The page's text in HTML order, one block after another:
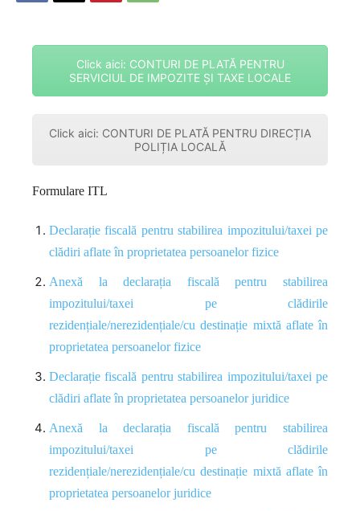
Click aici: CONTURI DE PLATĂ PENTRU
SERVICIUL DE IMPOZITE ȘI TAXE LOCALE
Click aici: CONTURI DE PLATĂ PENTRU DIRECȚIA
POLIȚIA LOCALĂ
Formulare ITL
Declarație fiscală pentru stabilirea impozitului/taxei pe
clădiri aflate în proprietatea persoanelor fizice
Anexă la declarația fiscală pentru stabilirea
impozitului/taxei pe clădirile
rezidențiale/nerezidențiale/cu destinație mixtă aflate în
proprietatea persoanelor fizice
Declarație fiscală pentru stabilirea impozitului/taxei pe
clădiri aflate în proprietatea persoanelor juridice
Anexă la declarația fiscală pentru stabilirea
impozitului/taxei pe clădirile
rezidențiale/nerezidențiale/cu destinație mixtă aflate în
proprietatea persoanelor juridice